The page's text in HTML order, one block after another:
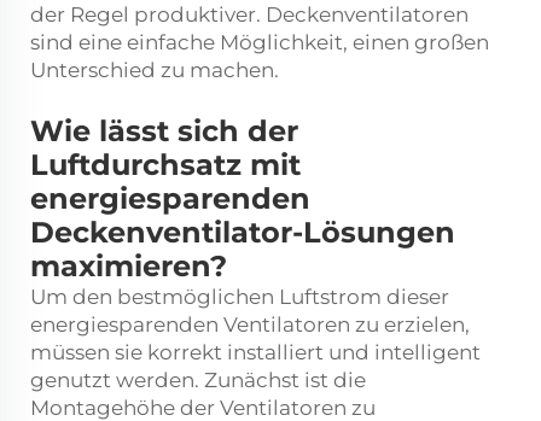
der Regel produktiver. Deckenventilatoren
sind eine einfache Möglichkeit, einen großen
Unterschied zu machen.
Wie lässt sich der
Luftdurchsatz mit
energiesparenden
Deckenventilator-Lösungen
maximieren?
Um den bestmöglichen Luftstrom dieser
energiesparenden Ventilatoren zu erzielen,
müssen sie korrekt installiert und intelligent
genutzt werden. Zunächst ist die
Montagehöhe der Ventilatoren zu